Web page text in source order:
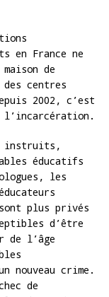
en France ne
de
des centres
2002, c’est
l’incarcération.
instruits,
éducatifs
les
plus privés
d’être
de l’âge
nouveau crime.
de